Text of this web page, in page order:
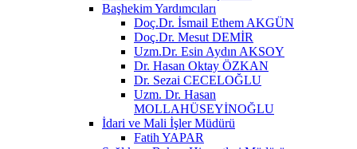
Başhekim Yardımcıları
Doç.Dr. İsmail Ethem AKGÜN
Doç.Dr. Mesut DEMİR
Uzm.Dr. Esin Aydın AKSOY
Dr. Hasan Oktay ÖZKAN
Dr. Sezai CECELOĞLU
Uzm. Dr. Hasan
MOLLAHÜSEYİNOĞLU
İdari ve Mali İşler Müdürü
Fatih YAPAR